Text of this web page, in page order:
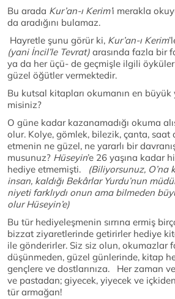
Bu arada Kur’an-ı Kerim’i merakla
da aradığını bulamaz.
Hayretle şunu görür ki, Kur’an-ı Kerim
(yani İncil’le Tevrat) arasında fazla bir
ya da her üçü- de geçmişle ilgili
güzel öğütler vermektedir.
Bu kutsal kitapları okumanın en büyük
misiniz?
O güne kadar kazanamadığı okuma
olur. Kolye, gömlek, bilezik, çanta,
etmenin ne güzel, ne yararlı bir
musunuz? Hüseyin’e 26 yaşına kadar
hediye etmemişti.
(Biliyorsunuz, O’na
insan, kaldığı Bekârlar Yurdu’nun
niyeti farklıydı onun ama bilmeden
olur Hüseyin’e)
Bu tür hediyeleşmenin sırrına ermiş
bizzat ziyaretlerinde getirirler hediye
ile gönderirler. Siz siz olun, okumazlar
düşünmeden, güzel günlerinde, kitap
gençlere ve dostlarınıza. Her zaman
ve pastadan; giyecek, yiyecek ve
tür armağan!